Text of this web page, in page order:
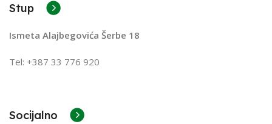
Stup
Ismeta Alajbegovića Šerbe 18
Tel: +387 33 776 920
Socijalno